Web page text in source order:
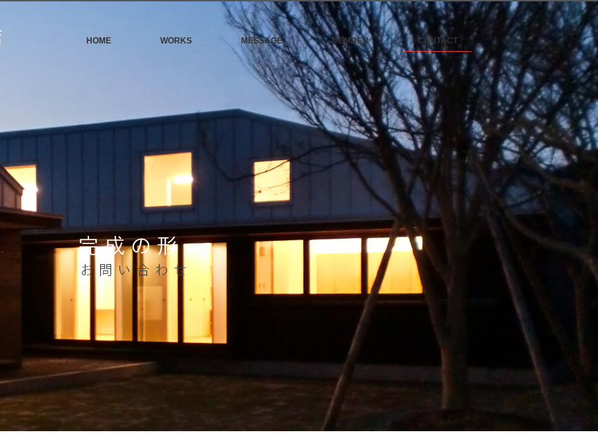
HOME WORKS MESSAGE MEMBER CONTACT